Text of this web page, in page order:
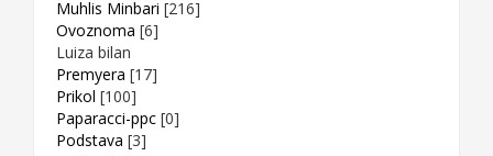
Muhlis Minbari [216]
Ovoznoma [6]
Luiza bilan
Premyera [17]
Prikol [100]
Paparacci-ppc [0]
Podstava [3]